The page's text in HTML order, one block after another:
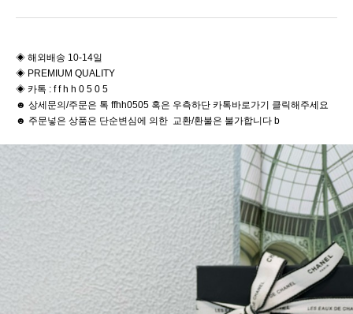
◈ 해외배송 10-14일
◈ PREMIUM QUALITY
◈ 카톡 : f f h h 0 5 0 5
☻ 상세문의/주문은 톡 ffhh0505 혹은 우측하단 카톡바로가기 클릭해주세요
☻ 주문넣은 상품은 단순변심에 의한 교환/환불은 불가합니다 b